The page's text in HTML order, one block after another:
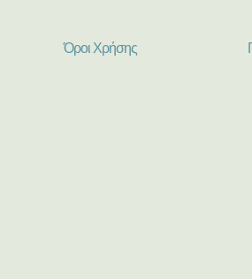
Όροι Χρήσης